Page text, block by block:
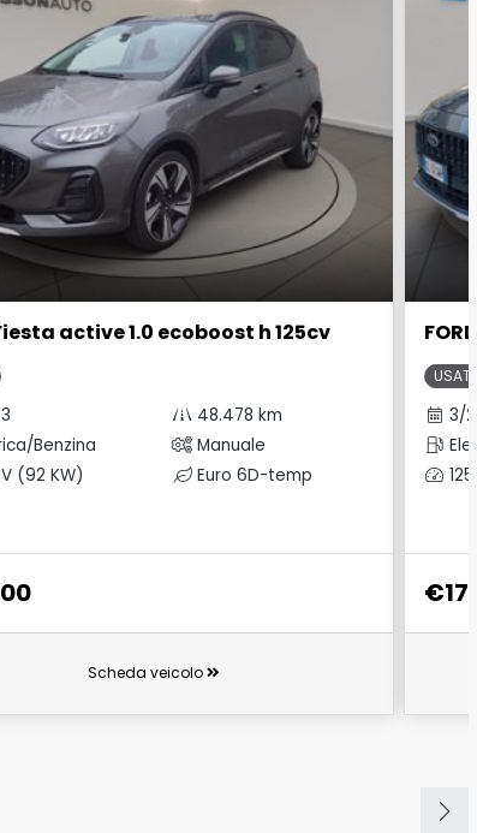
active 1.0 ecoboost h 125cv
48.478 km
Benzina
Manuale
(92 KW)
Euro 6D-temp
Scheda veicolo
3/